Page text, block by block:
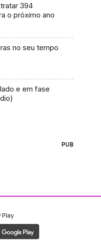
394
o próximo ano
no seu tempo
e em fase
PUB
Play